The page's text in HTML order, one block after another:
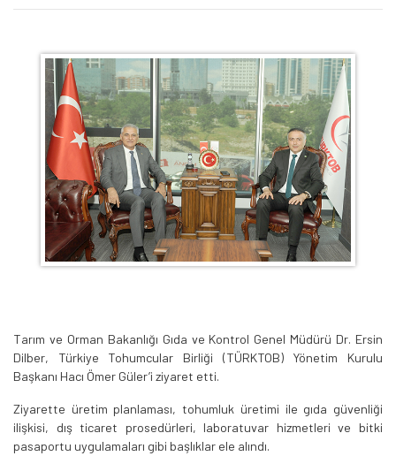
Tarım ve Orman Bakanlığı Gıda ve Kontrol Genel Müdürü Dr. Ersin
Dilber, Türkiye Tohumcular Birliği (TÜRKTOB) Yönetim Kurulu
Başkanı Hacı Ömer Güler’i ziyaret etti.
Ziyarette üretim planlaması, tohumluk üretimi ile gıda güvenliği
ilişkisi, dış ticaret prosedürleri, laboratuvar hizmetleri ve bitki
pasaportu uygulamaları gibi başlıklar ele alındı.